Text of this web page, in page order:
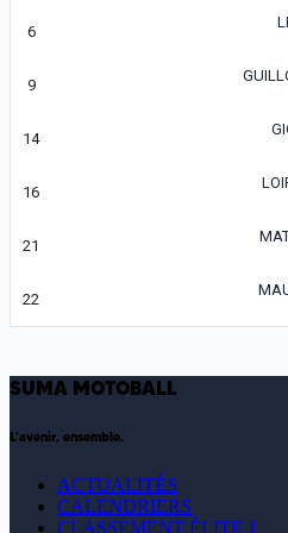
6
9
14
16
21
22
SUMA MOTOBALL
L'avenir, ensemble.
ACTUALITÉS
CALENDRIERS
CLASSEMENT ÉLITE 1